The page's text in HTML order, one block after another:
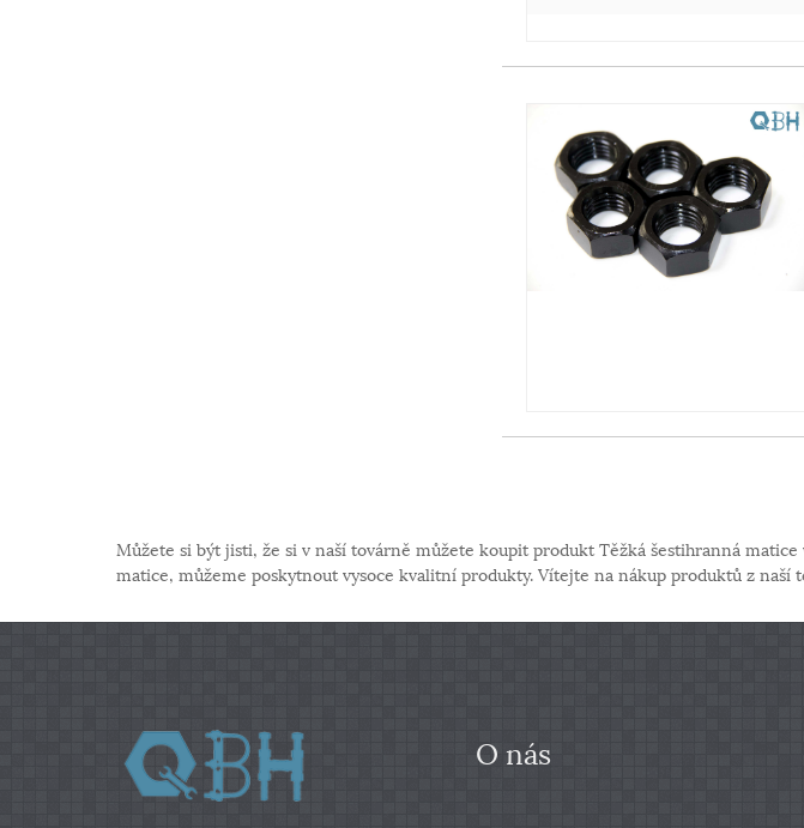
Můžete si být jisti, že si v naší továrně můžete koupit produkt Těžká šestihranná
matice, můžeme poskytnout vysoce kvalitní produkty. Vítejte na nákup produktů z naší
O nás